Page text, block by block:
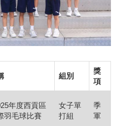
組別
獎
項
年度西貢區
羽毛球比賽
女子單
打組
季
軍